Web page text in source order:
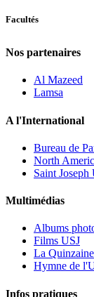
Facultés
Nos partenaires
Al Mazeed
Lamsa
A l'International
Bureau de
North
Saint
Multimédias
Albums
Films USJ
La Quinzaine
Hymne de
Infos pratiques